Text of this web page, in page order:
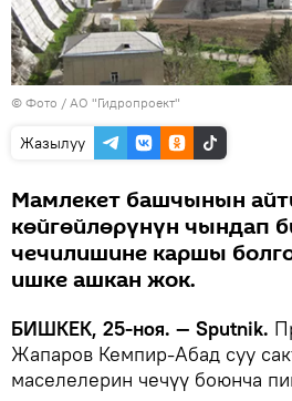
© Фото / АО "Гидропроект"
Жазылуу
Мамлекет башчынын
көйгөйлөрүнүн чындап
чечилишине каршы
ишке ашкан жок.
БИШКЕК, 25-ноя. — Sputnik.
Жапаров Кемпир-Абад суу
маселелерин чечүү боюнча